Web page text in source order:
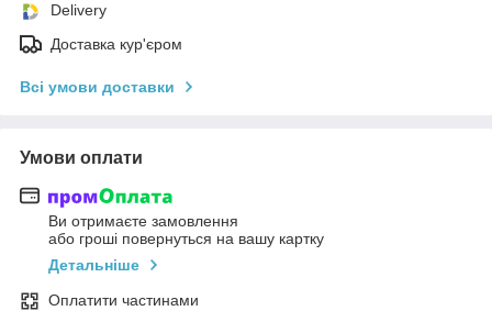
Delivery
Доставка кур'єром
Всі умови доставки
Умови оплати
Ви отримаєте замовлення
або гроші повернуться на вашу картку
Детальніше
Оплатити частинами